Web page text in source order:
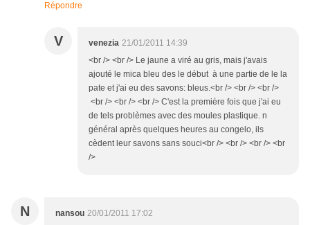
Répondre
V venezia 21/01/2011 14:39
<br /> <br /> Le jaune a viré au gris, mais j'avais
ajouté le mica bleu des le début à une partie de le la
pate et j'ai eu des savons: bleus.<br /> <br /> <br />
<br /> <br /> <br /> C'est la première fois que j'ai eu
de tels problèmes avec des moules plastique. n
général après quelques heures au congelo, ils
cèdent leur savons sans souci<br /> <br /> <br /> <br
/>
N nansou 20/01/2011 17:02